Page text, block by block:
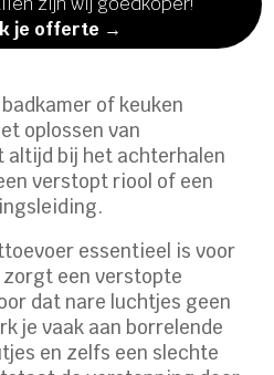
je offerte →
of keuken
oplossen van
altijd bij het achterhalen
verstopt riool of een
essentieel is voor
een verstopte
dat nare luchtjes geen
je vaak aan borrelende
en zelfs een slechte